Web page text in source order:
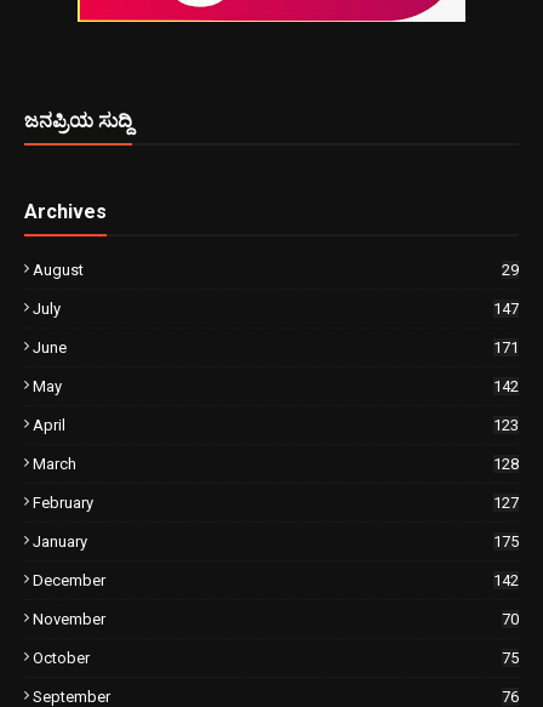
ಜನಪ್ರಿಯ ಸುದ್ದಿ
Archives
August 29
July 147
June 171
May 142
April 123
March 128
February 127
January 175
December 142
November 70
October 75
September 76